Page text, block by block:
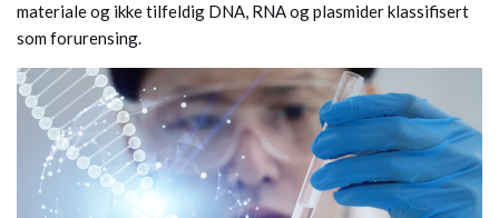
materiale og ikke tilfeldig DNA, RNA og plasmider klassifisert
som forurensing.